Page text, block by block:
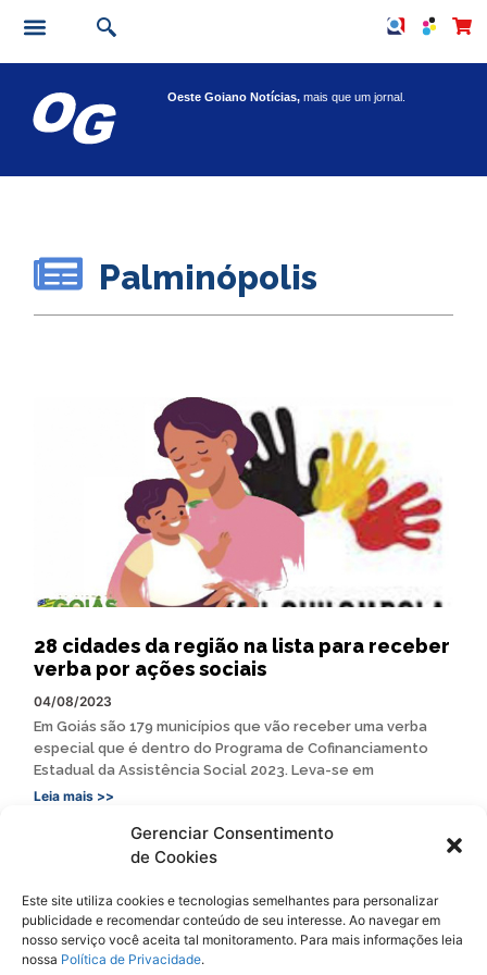
Gerenciar Consentimento
de Cookies
Este site utiliza cookies e tecnologias semelhantes para personalizar
publicidade e recomendar conteúdo de seu interesse. Ao navegar em
nosso serviço você aceita tal monitoramento. Para mais informações leia
nossa Política de Privacidade.
Oeste Goiano Notícias,mais que um jornal.
Palminópolis
28 cidades da região na lista para receber
verba por ações sociais
04/08/2023
Em Goiás são 179 municípios que vão receber uma verba
especial que é dentro do Programa de Cofinanciamento
Estadual da Assistência Social 2023. Leva-se em
Leia mais >>
SigaOeste Goiano Notícias